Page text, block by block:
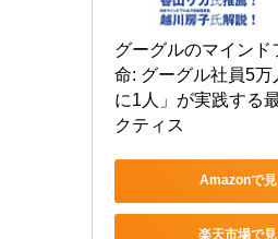
グーグルのマインド
命: グーグル社員5万
に1人」が実践する
クティス
Amazonで見
楽天市場で